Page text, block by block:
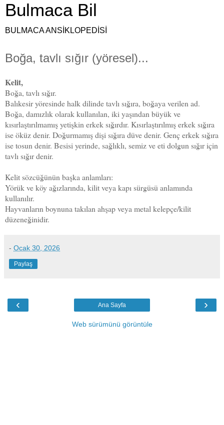
Bulmaca Bil
BULMACA ANSİKLOPEDİSİ
Boğa, tavlı sığır (yöresel)...
Kelit,
Boğa, tavlı sığır.
Balıkesir yöresinde halk dilinde tavlı sığıra, boğaya verilen ad.
Boğa, damızlık olarak kullanılan, iki yaşından büyük ve
kısırlaştırılmamış yetişkin erkek sığırdır. Kısırlaştırılmış erkek sığıra
ise öküz denir. Doğurmamış dişi sığıra düve denir. Genç erkek sığıra
ise tosun denir. Besisi yerinde, sağlıklı, semiz ve eti dolgun sığır için
tavlı sığır denir.
Kelit sözcüğünün başka anlamları:
Yörük ve köy ağızlarında, kilit veya kapı sürgüsü anlamında
kullanılır.
Hayvanların boynuna takılan ahşap veya metal kelepçe/kilit
düzeneğinidir.
- Ocak 30, 2026
Paylaş
‹ ›
Ana Sayfa
Web sürümünü görüntüle